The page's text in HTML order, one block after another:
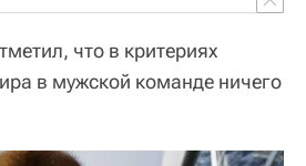
что в критериях
в мужской команде ничего